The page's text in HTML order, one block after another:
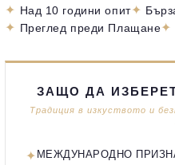
✦ Над 10 години опит✦
✦ Преглед преди Плащане✦
ЗАЩО ДА
Традиция в изкуството и
✦ МЕЖДУНАРОДНО